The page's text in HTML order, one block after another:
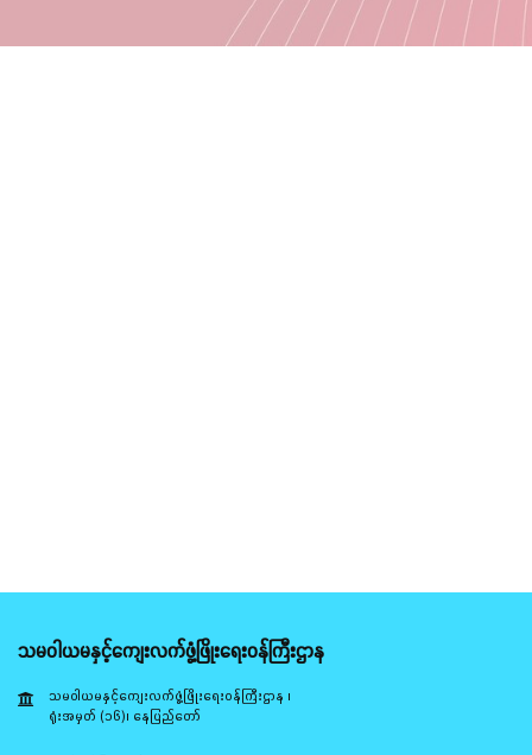
သမဝါယမနှင့်ကျေးလက်ဖွံ့ဖြိုးရေးဝန်ကြီးဌာန
သမဝါယမနှင့်ကျေးလက်ဖွံ့ဖြိုးရေးဝန်ကြီးဌာန ၊
ရုံးအမှတ် (၁၆)၊ နေပြည်တော်